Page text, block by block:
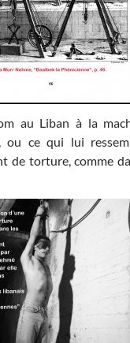
au Liban à la
ou ce qui lui
de torture, comme